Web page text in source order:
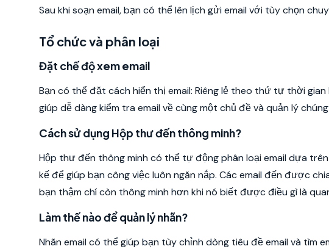
Sau khi soạn email, bạn có thể lên lịch gửi email với tùy chọn
Tổ chức và phân loại
Đặt chế độ xem email
Bạn có thể đặt cách hiển thị email: Riêng lẻ theo thứ tự thời
giúp dễ dàng kiểm tra email về cùng một chủ đề và quản lý
Cách sử dụng Hộp thư đến thông minh?
Hộp thư đến thông minh có thể tự động phân loại email dựa
kế để giúp bạn công việc luôn ngăn nắp. Các email đến được
bạn thậm chí còn thông minh hơn khi nó biết được điều gì là
Làm thế nào để quản lý nhãn?
Nhãn email có thể giúp bạn tùy chỉnh dòng tiêu đề email và tìm